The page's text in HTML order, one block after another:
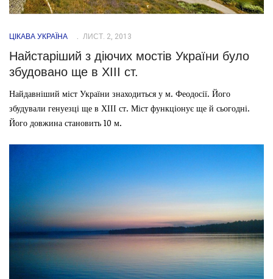
ЦІКАВА УКРАЇНА ЛИСТ. 2, 2013
Найстаріший з діючих мостів України було
збудовано ще в ХІІІ ст.
Найдавніший міст України знаходиться у м. Феодосії. Його
збудували генуезці ще в ХІІІ ст. Міст функціонує ще й сьогодні.
Його довжина становить 10 м.